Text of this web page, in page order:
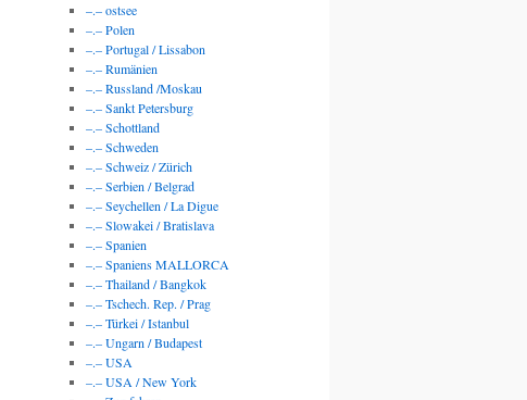
–.– ostsee
–.– Polen
–.– Portugal / Lissabon
–.– Rumänien
–.– Russland /Moskau
–.– Sankt Petersburg
–.– Schottland
–.– Schweden
–.– Schweiz / Zürich
–.– Serbien / Belgrad
–.– Seychellen / La Digue
–.– Slowakei / Bratislava
–.– Spanien
–.– Spaniens MALLORCA
–.– Thailand / Bangkok
–.– Tschech. Rep. / Prag
–.– Türkei / Istanbul
–.– Ungarn / Budapest
–.– USA
–.– USA / New York